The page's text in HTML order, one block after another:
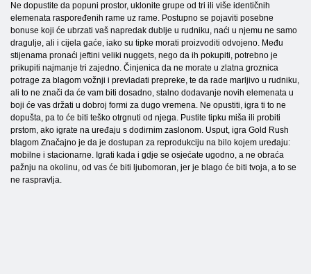
Ne dopustite da popuni prostor, uklonite grupe od tri ili više identičnih
elemenata raspoređenih rame uz rame. Postupno se pojaviti posebne
bonuse koji će ubrzati vaš napredak dublje u rudniku, naći u njemu ne samo
dragulje, ali i cijela gaće, iako su tipke morati proizvoditi odvojeno. Među
stijenama pronaći jeftini veliki nuggets, nego da ih pokupiti, potrebno je
prikupiti najmanje tri zajedno. Činjenica da ne morate u zlatna groznica
potrage za blagom vožnji i prevladati prepreke, te da rade marljivo u rudniku,
ali to ne znači da će vam biti dosadno, stalno dodavanje novih elemenata u
boji će vas držati u dobroj formi za dugo vremena. Ne opustiti, igra ti to ne
dopušta, pa to će biti teško otrgnuti od njega. Pustite tipku miša ili probiti
prstom, ako igrate na uređaju s dodirnim zaslonom. Usput, igra Gold Rush
blagom Značajno je da je dostupan za reprodukciju na bilo kojem uređaju:
mobilne i stacionarne. Igrati kada i gdje se osjećate ugodno, a ne obraća
pažnju na okolinu, od vas će biti ljubomoran, jer je blago će biti tvoja, a to se
ne raspravlja.